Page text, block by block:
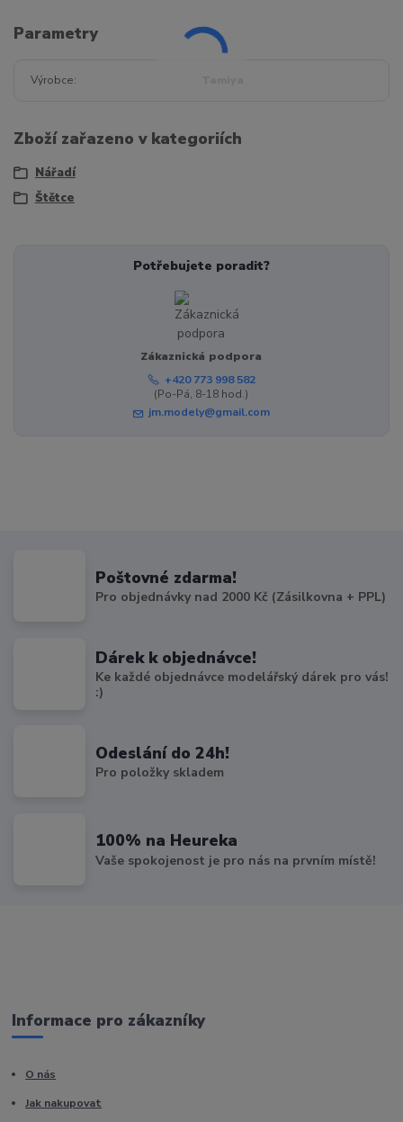
Parametry
Výrobce
Zboží zařazeno v kategoriích
Nářadí
Štětce
Potřebujete poradit?
Zákaznická podpora
+420 773 998 582
(Po-Pá, 8-18 hod.)
jm.modely@gmail.com
Poštovné zdarma!
Pro objednávky nad 2000 Kč (Zásilkovna + PPL)
Dárek k objednávce!
Ke každé objednávce modelářský dárek pro vás!
:)
Odeslání do 24h!
Pro položky skladem
100% na Heureka
Vaše spokojenost je pro nás na prvním místě!
Informace pro zákazníky
O nás
Jak nakupovat